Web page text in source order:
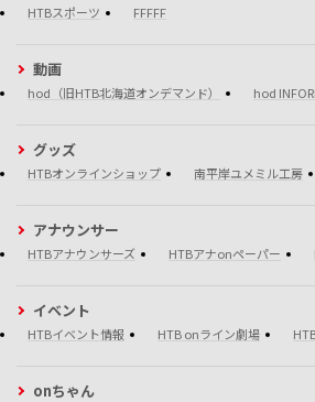
HTBスポーツ FFFFF
動画
hod（旧HTB北海道オンデマンド） hod
グッズ
HTBオンラインショップ 南平岸ユメミル工房
アナウンサー
HTBアナウンサーズ HTBアナonペーパー
イベント
HTBイベント情報 HTB onライン劇場
onちゃん